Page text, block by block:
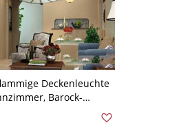
Deckenleuchte
Barock-
mit Schale,